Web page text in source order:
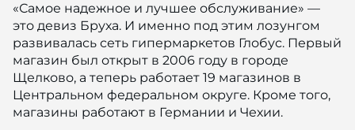
«Самое надежное и лучшее обслуживание» —
это девиз Бруха. И именно под этим лозунгом
развивалась сеть гипермаркетов Глобус. Первый
магазин был открыт в 2006 году в городе
Щелково, а теперь работает 19 магазинов в
Центральном федеральном округе. Кроме того,
магазины работают в Германии и Чехии.